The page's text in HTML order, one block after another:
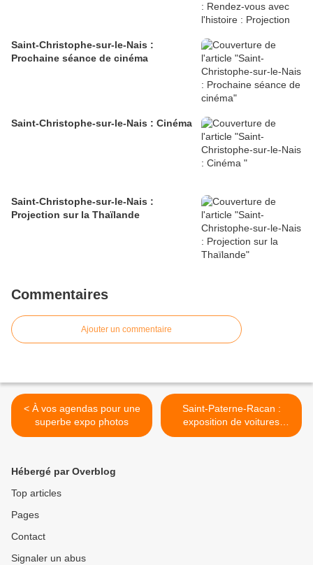
Saint-Christophe-sur-le-Nais :
Prochaine séance de cinéma
Saint-Christophe-sur-le-Nais : Cinéma
Saint-Christophe-sur-le-Nais :
Projection sur la Thaïlande
Commentaires
Ajouter un commentaire
< À vos agendas pour une
superbe expo photos
Saint-Paterne-Racan :
exposition de voitures
anciennes >
Hébergé par Overblog
Top articles
Pages
Contact
Signaler un abus